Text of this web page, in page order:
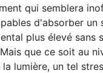
qui semblera
d'absorber un
plus élevé sans
que ce soit au
lumière, un tel